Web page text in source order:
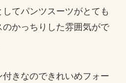
てパンツスーツがとても
かっちりした雰囲気がで
きなのできれいめフォー